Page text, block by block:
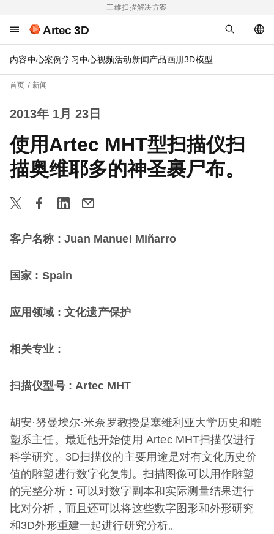
三维扫描解决方案
Artec 3D
内容中心案例 学习中心视频活动新闻产品画册3D模型
首页 新闻
2013年 1月 23日
使用Artec MHT型扫描仪扫
描奥维耶多的神圣裹尸布。
客户名称 : Juan Manuel Miñarro
国家 : Spain
应用领域 :文化遗产保护
相关专业 :
扫描仪型号 : Artec MHT
胡安·努曼埃尔·米奈罗教授是塞维利亚大学历史和雕
塑系主任。最近他开始使用 Artec MHT扫描仪进行
科学研究。3D扫描仪的主要用途是对有文化历史价
值的雕塑进行数字化复制。扫描图像可以用作雕塑
的完整分析：可以对数字副本和实际测量结果进行
比对分析，而且还可以将这些数字图形和外形研究
和3D外形重建一起进行研究分析。